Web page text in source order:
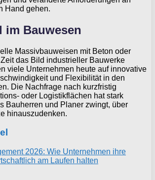
Hand gehen.
im Bauwesen
Massivbauweisen mit Beton oder
das Bild industrieller Bauwerke
viele Unternehmen heute auf innovative
und Flexibilität in den
Die Nachfrage nach kurzfristig
oder Logistikflächen hat stark
Bauherren und Planer zwingt, über
hinauszudenken.